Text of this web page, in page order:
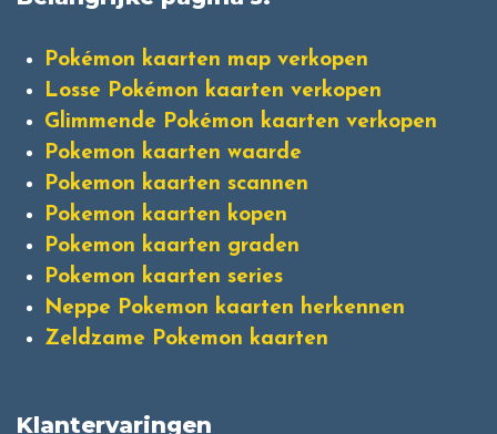
Pokémon kaarten map verkopen
Losse Pokémon kaarten verkopen
Glimmende Pokémon kaarten verkopen
Pokemon kaarten waarde
Pokemon kaarten scannen
Pokemon kaarten kopen
Pokemon kaarten graden
Pokemon kaarten series
Neppe Pokemon kaarten herkennen
Zeldzame Pokemon kaarten
Klantervaringen